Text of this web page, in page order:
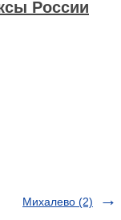
России
Михалево (2)